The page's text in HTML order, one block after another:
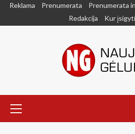
SkipReklama Prenumerata Prenumerata
Redakcija
Kur
Menu